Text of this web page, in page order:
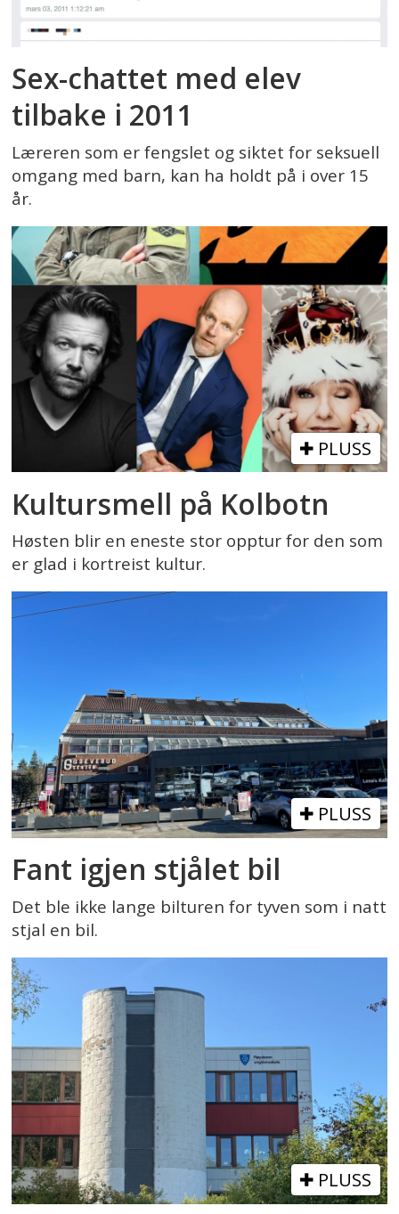
Sex-chattet med elev
tilbake i 2011
Læreren som er fengslet og siktet for seksuell
omgang med barn, kan ha holdt på i over 15
år.
PLUSS
Kultursmell på Kolbotn
Høsten blir en eneste stor opptur for den som
er glad i kortreist kultur.
PLUSS
Fant igjen stjålet bil
Det ble ikke lange bilturen for tyven som i natt
stjal en bil.
PLUSS